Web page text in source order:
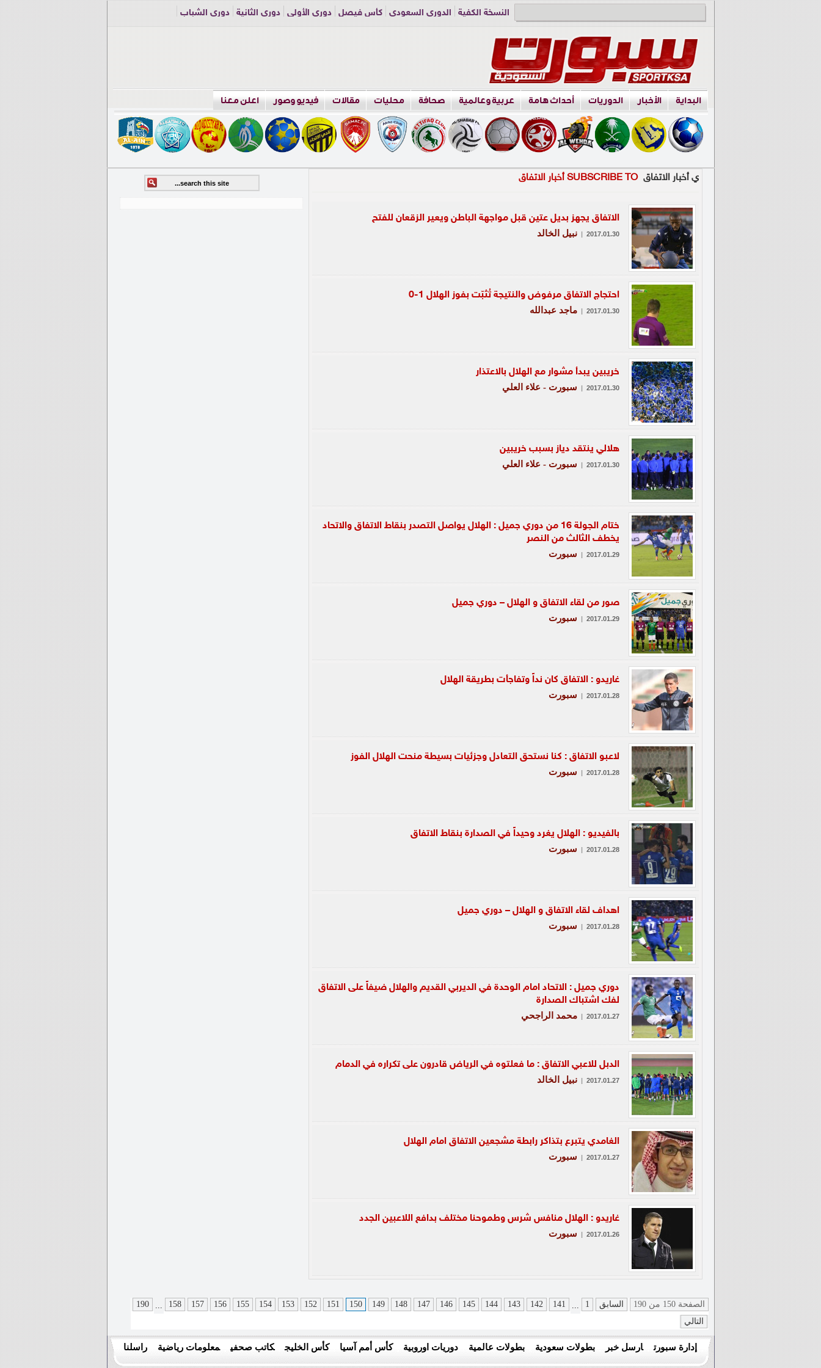
النسخة الكفية الدوري السعودي كأس فيصل دوري الأولى دوري الثانية
دوري الشباب
البداية الأخبار الدوريات أحداث هامة عربية وعالمية صحافة محليات مقالات فيديو وصور اعلن معنا
ي أخبار الاتفاق SUBSCRIBE TO أخبار الاتفاق
الاتفاق يجهز بديل عتين قبل مواجهة الباطن ويعير الزقعان للفتح
2017.01.30
| نبيل الخالد
احتجاج الاتفاق مرفوض والنتيجة تُثبّت بفوز الهلال 1-0
2017.01.30
| ماجد عبدالله
خريبين يبدأ مشوار مع الهلال بالاعتذار
2017.01.30
| سبورت - علاء العلي
هلالي ينتقد دياز بسبب خريبين
2017.01.30
| سبورت - علاء العلي
ختام الجولة 16 من دوري جميل : الهلال يواصل التصدر بنقاط الاتفاق والاتحاد
يخطف الثالث من النصر
2017.01.29
| سبورت
صور من لقاء الاتفاق و الهلال – دوري جميل
2017.01.29
| سبورت
غاريدو : الاتفاق كان نداً وتفاجأت بطريقة الهلال
2017.01.28
| سبورت
لاعبو الاتفاق : كنا نستحق التعادل وجزئيات بسيطة منحت الهلال الفوز
2017.01.28
| سبورت
بالفيديو : الهلال يغرد وحيداً في الصدارة بنقاط الاتفاق
2017.01.28
| سبورت
اهداف لقاء الاتفاق و الهلال – دوري جميل
2017.01.28
| سبورت
دوري جميل : الاتحاد امام الوحدة في الديربي القديم والهلال ضيفاً على الاتفاق
لفك اشتباك الصدارة
2017.01.27
| محمد الراجحي
الدبل للاعبي الاتفاق : ما فعلتوه في الرياض قادرون على تكراره في الدمام
2017.01.27
| نبيل الخالد
الغامدي يتبرع بتذاكر رابطة مشجعين الاتفاق امام الهلال
2017.01.27
| سبورت
غاريدو : الهلال منافس شرس وطموحنا مختلف بدافع اللاعبين الجدد
2017.01.26
| سبورت
الصفحة 150 من 190 السابق 1
...
141
142
143
144
145
146
147
148
149
150
151
152
153
154
155
156
157
158
...
190
التالي
إدارة سبورت ارسل خبر بطولات سعودية بطولات عالمية دوريات اوروبية كأس أمم آسيا كأس الخليج كاتب صحفي معلومات رياضية راسلنا